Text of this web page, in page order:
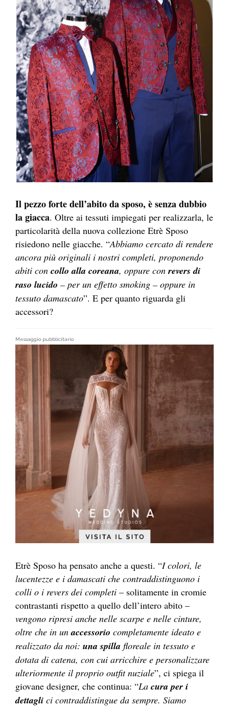
Il pezzo forte dell’abito da sposo, è senza dubbio
la giacca. Oltre ai tessuti impiegati per realizzarla, le
particolarità della nuova collezione Etrè Sposo
risiedono nelle giacche. “Abbiamo cercato di rendere
ancora più originali i nostri completi, proponendo
abiti con collo alla coreana, oppure conrevers di
raso lucido – per un effetto smoking – oppure in
tessuto damascato”. E per quanto riguarda gli
accessori?
Messaggio pubblicitario
Etrè Sposo ha pensato anche a questi. “I colori, le
lucentezze e i damascati che contraddistinguono i
colli o i revers dei completi – solitamente in cromie
contrastanti rispetto a quello dell’intero abito –
vengono ripresi anche nelle scarpe e nelle cinture,
oltre che in unaccessorio completamente ideato e
realizzato da noi: una spilla floreale in tessuto e
dotata di catena, con cui arricchire e personalizzare
ulteriormente il proprio outfit nuziale”, ci spiega il
giovane designer, che continua: “La cura per i
dettagli ci contraddistingue da sempre. Siamo